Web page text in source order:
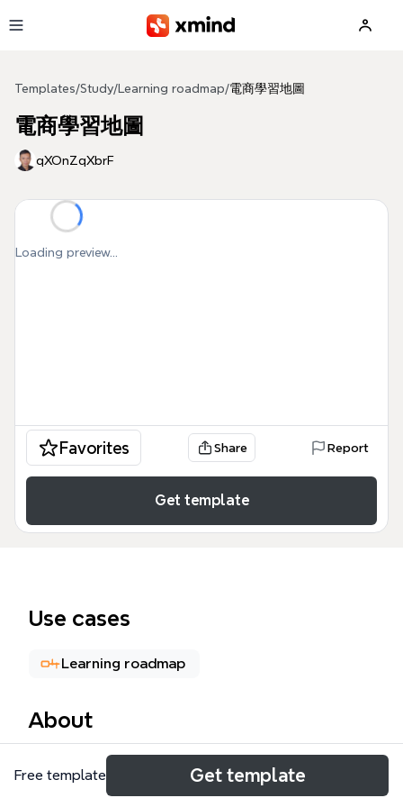
Templates/Study/ Learning roadmap/電商學習地圖
電商學習地圖
qXOnZqXbrF
Loading preview...
Favorites Share Report
Get template
Use cases
Learning roadmap
About
这份「电商学习地图」是一份专为电商从业者和创业者
设计的全景式知识图谱，涵盖了从品牌建立到运营增长
Free template Get template